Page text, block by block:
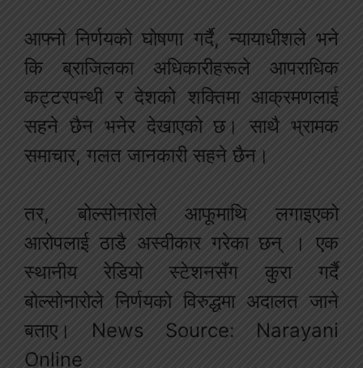
आफ्नो निर्णयको घोषणा गर्दै, न्यायाधीशले भने
कि ब्राजिलका अधिकारीहरूले आपराधिक
कट्टरपन्थी र देशको शक्तिमा आक्रमणलाई
सहने छैन भनेर देखाएको छ। साथै भ्रामक
समाचार, गलत जानकारी सहने छैन।
तर, बोल्सोनारोले आफूमाथि लगाइएको
आरोपलाई ठाडै अस्वीकार गरेका छन् । एक
स्थानीय रेडियो स्टेशनसँग कुरा गर्दै
बोल्सोनारोले निर्णयको विरुद्धमा अदालत जाने
बताए। News Source: Narayani
Online